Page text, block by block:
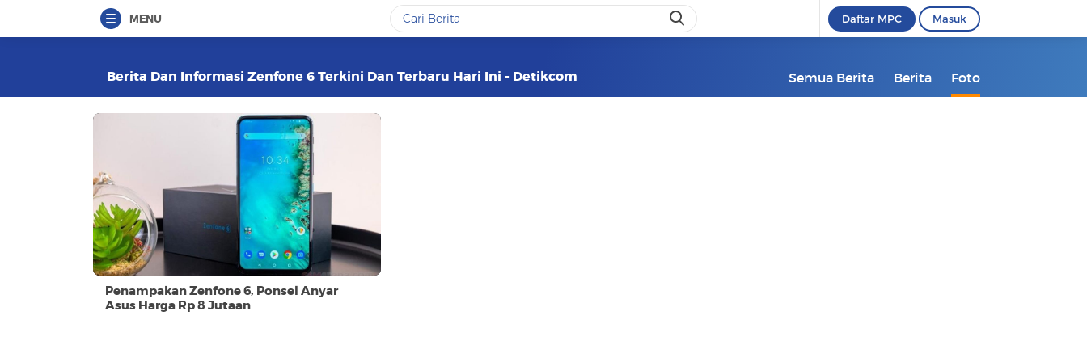
MENU Daftar MPC Masuk
Berita Dan Informasi Zenfone 6 Terkini Dan Terbaru Hari Ini - Detikcom Semua Berita Berita Foto
Penampakan Zenfone 6, Ponsel Anyar
Asus Harga Rp 8 Jutaan